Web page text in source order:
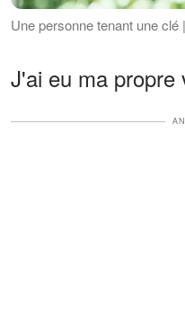
Une personne tenant une
J'ai eu ma propre